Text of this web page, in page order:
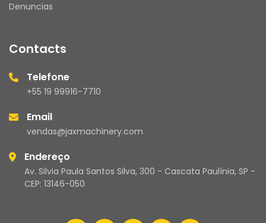
Denuncias
Contacts
Telefone
+55 19 99916-7710
Email
vendas@jaxmachinery.com
Endereço
Av. Silvia Paula Santos Silva, 300 - Cascata Paulínia, SP -
CEP: 13146-050